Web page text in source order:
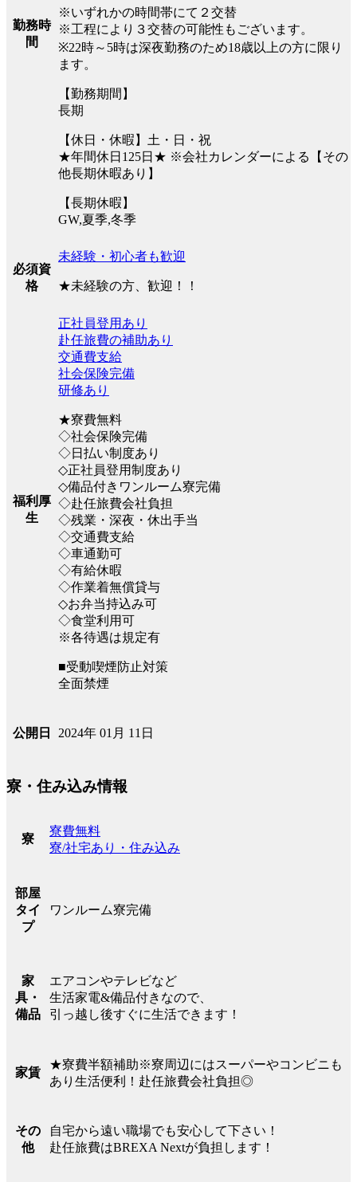
勤務時
間
※いずれかの時間帯にて２交替
※工程により３交替の可能性もございます。
※22時～5時は深夜勤務のため18歳以上の方に限り
ます。
【勤務期間】
長期
【休日・休暇】土・日・祝
★年間休日125日★ ※会社カレンダーによる【その
他長期休暇あり】
【長期休暇】
GW,夏季,冬季
必須資
格
未経験・初心者も歓迎
★未経験の方、歓迎！！
福利厚
生
正社員登用あり
赴任旅費の補助あり
交通費支給
社会保険完備
研修あり
★寮費無料
◇社会保険完備
◇日払い制度あり
◇正社員登用制度あり
◇備品付きワンルーム寮完備
◇赴任旅費会社負担
◇残業・深夜・休出手当
◇交通費支給
◇車通勤可
◇有給休暇
◇作業着無償貸与
◇お弁当持込み可
◇食堂利用可
※各待遇は規定有
■受動喫煙防止対策
全面禁煙
公開日 2024年 01月 11日
寮・住み込み情報
寮
寮費無料
寮/社宅あり・住み込み
部屋
タイ
プ
ワンルーム寮完備
家
具・
備品
エアコンやテレビなど
生活家電&備品付きなので、
引っ越し後すぐに生活できます！
家賃
★寮費半額補助※寮周辺にはスーパーやコンビニも
あり生活便利！赴任旅費会社負担◎
その
他
自宅から遠い職場でも安心して下さい！
赴任旅費はBREXA Nextが負担します！